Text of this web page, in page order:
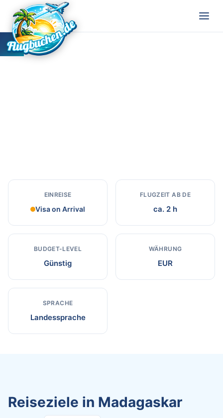
EINREISE
Visa on Arrival
FLUGZEIT AB DE
ca. 2 h
BUDGET-LEVEL
Günstig
WÄHRUNG
EUR
SPRACHE
Landessprache
Reiseziele in Madagaskar